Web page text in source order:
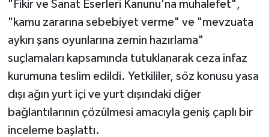
"Fikir ve Sanat Eserleri Kanunu'na muhalefet",
"kamu zararına sebebiyet verme" ve "mevzuata
aykırı şans oyunlarına zemin hazırlama"
suçlamaları kapsamında tutuklanarak ceza infaz
kurumuna teslim edildi. Yetkililer, söz konusu yasa
dışı ağın yurt içi ve yurt dışındaki diğer
bağlantılarının çözülmesi amacıyla geniş çaplı bir
inceleme başlattı.